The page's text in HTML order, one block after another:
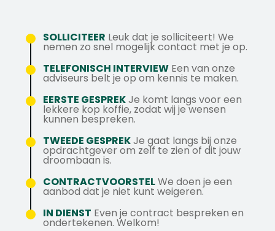
werkzaamheden in werkbonnen en als
servicetechnicus meedraaien in de
storingsdienst.
samen de schouders eronder. Je werkt met
vakmensen die trots zijn op hun werk, elkaar
helpen als dat nodig is en tussendoor ook
wel in zijn voor een goede grap. Geen
gedoe, geen lange verhalen, gewoon goed
werk leveren en met plezier weer naar huis.
certificaat, of de bereidheid om dit te
behalen.
Als servicetechnicus ben je zelfstandig,
oplossingsgericht en klantgericht, met een
goede beheersing van de Nederlandse
taal.
Volop mogelijkheden om jezelf als
monteur verder te ontwikkelen met
opleidingen, cursussen en
doorgroeikansen.
Een kwartaalbonus, gezellige
personeelsactiviteiten, een
bedrijfsfitnessregeling en vers fruit.
Toe aan een nieuwe uitdaging binnen de
utiliteit? Stuur je CV naar
kim@axstechniek.nl of bel Kim via 076 -
206 10 00. Liever een WhatsApp sturen?
Dat kan naar 06 39 54 71 90.
SOLLICITEER Leuk dat je solliciteert! We
nemen zo snel mogelijk contact met je op.
TELEFONISCH INTERVIEW Een van onze
adviseurs belt je op om kennis te maken.
EERSTE GESPREKJe komt langs voor een
lekkere kop koffie, zodat wij je wensen
kunnen bespreken.
TWEEDE GESPREKJe gaat langs bij onze
opdrachtgever om zelf te zien of dit jouw
droombaan is.
CONTRACTVOORSTELWe doen je een
aanbod dat je niet kunt weigeren.
IN DIENST Even je contract bespreken en
ondertekenen. Welkom!